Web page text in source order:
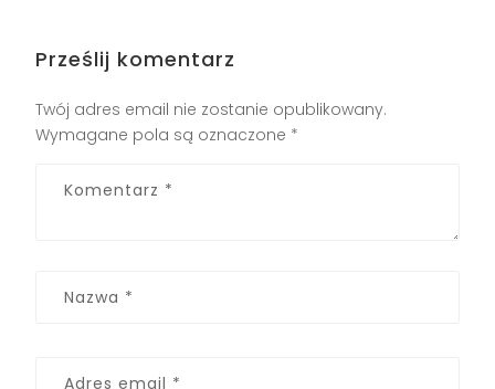
Prześlij komentarz
Twój adres email nie zostanie opublikowany.
Wymagane pola są oznaczone *